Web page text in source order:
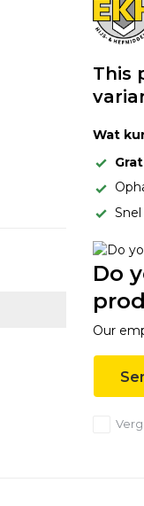
This
Wat
Do
Our